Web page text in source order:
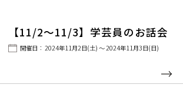
【11/2～11/3】学芸員のお話会
開催日： 2024年11月2日(土) ～ 2024年11月3日(日)